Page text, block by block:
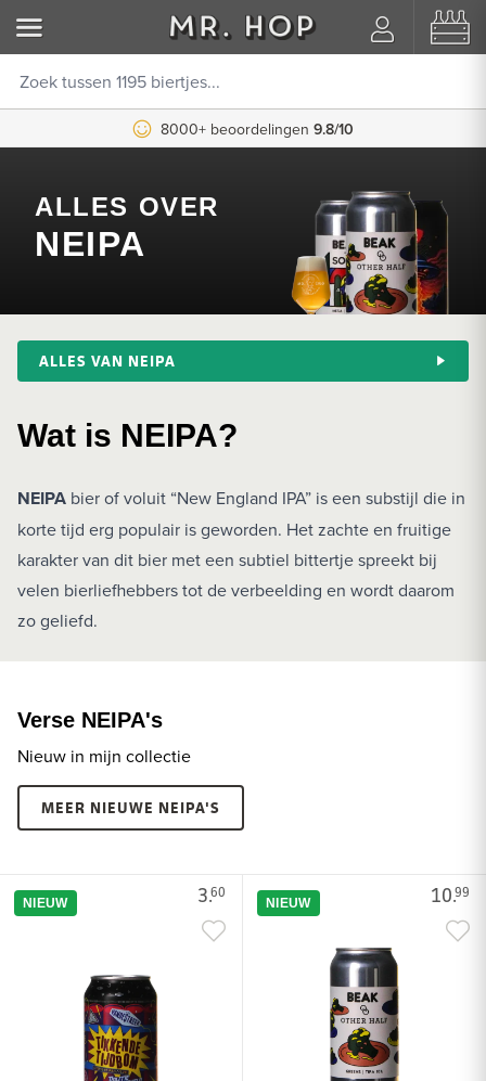
8000+ beoordelingen 9.8/10
ALLES OVER
NEIPA
ALLES VAN NEIPA
Wat is NEIPA?
NEIPA bier of voluit “New England IPA” is een substijl die in
korte tijd erg populair is geworden. Het zachte en fruitige
karakter van dit bier met een subtiel bittertje spreekt bij
velen bierliefhebbers tot de verbeelding en wordt daarom
zo geliefd.
Verse NEIPA's
Nieuw in mijn collectie
MEER NIEUWE NEIPA'S
3.60
NIEUW 10.99
NIEUW